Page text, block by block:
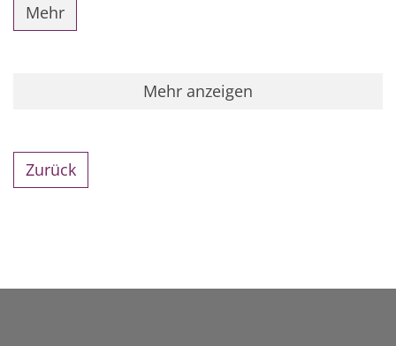
Mehr
Mehr anzeigen
Zurück